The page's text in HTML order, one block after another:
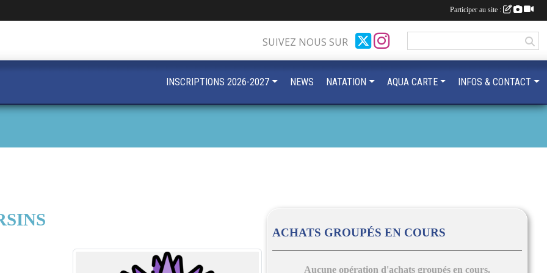
ACHATS GROUPÉS EN COURS
Aucune opération d'achats groupés en cours.
SUIVEZ NOUS SUR
INSCRIPTIONS 2026-2027 NEWS NATATION AQUA CARTE INFOS & CONTACT
Participer au site :